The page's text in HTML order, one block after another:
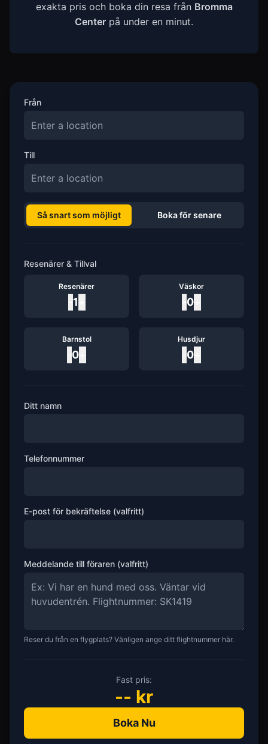
exakta pris och boka din resa från Bromma
Center på under en minut.
Från
Till
Så snart som möjligt Boka för senare
Resenärer & Tillval
Resenärer
1
Väskor
0
Barnstol
0
Husdjur
0
Ditt namn
Telefonnummer
E-post för bekräftelse (valfritt)
Meddelande till föraren (valfritt)
Reser du från en flygplats? Vänligen ange ditt flightnummer här.
Fast pris:
-- kr
Boka Nu